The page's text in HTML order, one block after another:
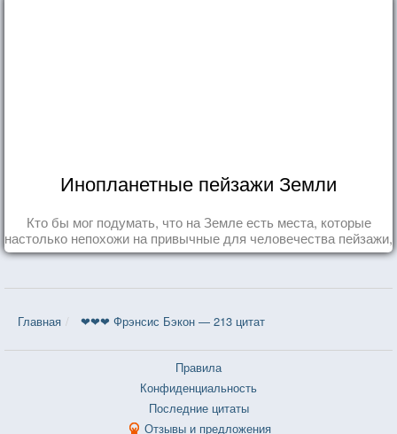
Инопланетные пейзажи Земли
Кто бы мог подумать, что на Земле есть места, которые
настолько непохожи на привычные для человечества пейзажи,
что кажутся и вовсе инопланетными!
Главная ❤❤❤ Фрэнсис Бэкон — 213 цитат
Правила
Конфиденциальность
Последние цитаты
Отзывы и предложения